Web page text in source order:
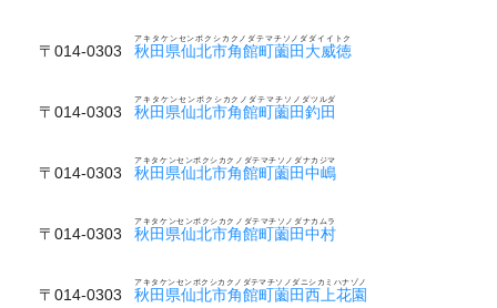
〒014-0303 秋田県仙北市角館町薗田大威徳
アキタケンセンボクシカクノダテマチソノダダイイトク
〒014-0303 秋田県仙北市角館町薗田釣田
アキタケンセンボクシカクノダテマチソノダツルダ
〒014-0303 秋田県仙北市角館町薗田中嶋
アキタケンセンボクシカクノダテマチソノダナカジマ
〒014-0303 秋田県仙北市角館町薗田中村
アキタケンセンボクシカクノダテマチソノダナカムラ
〒014-0303 秋田県仙北市角館町薗田西上花園
アキタケンセンボクシカクノダテマチソノダニシカミハナゾノ